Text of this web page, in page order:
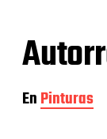
EnPinturas